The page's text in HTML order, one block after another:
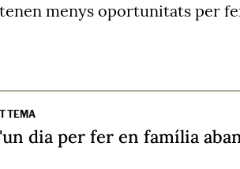
menys oportunitats per
TEMA
dia per fer en família